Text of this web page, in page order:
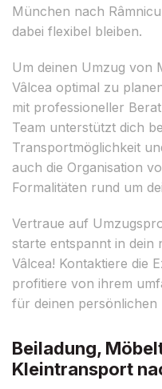
München nach
dabei flexibel bleiben.
Um deinen Umzug von
Vâlcea optimal zu
mit professioneller
Team unterstützt dich
Transportmöglichkeit
auch die Organisation
Formalitäten rund um
Vertraue auf
starte entspannt in dein
Vâlcea! Kontaktiere die
profitiere von ihrem
für deinen persönlichen
Beiladung,
Kleintransport